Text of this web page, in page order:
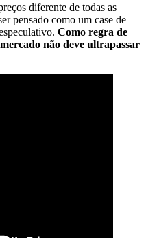
diferente de todas as
pensado como um case de
Como regra de
não deve ultrapassar